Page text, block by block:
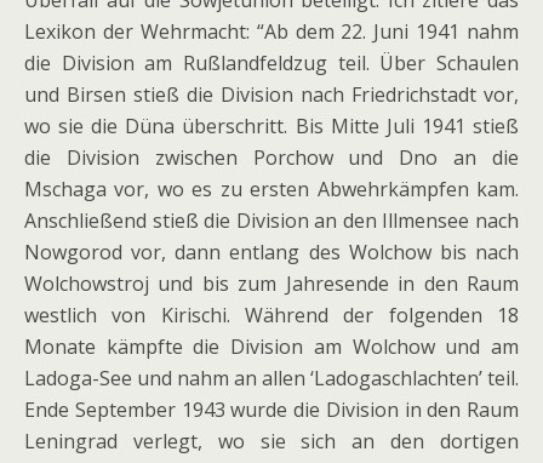
Lexikon der Wehrmacht: “Ab dem 22. Juni 1941 nahm
die Division am Rußlandfeldzug teil. Über Schaulen
und Birsen stieß die Division nach Friedrichstadt vor,
wo sie die Düna überschritt. Bis Mitte Juli 1941 stieß
die Division zwischen Porchow und Dno an die
Mschaga vor, wo es zu ersten Abwehrkämpfen kam.
Anschließend stieß die Division an den Illmensee nach
Nowgorod vor, dann entlang des Wolchow bis nach
Wolchowstroj und bis zum Jahresende in den Raum
westlich von Kirischi. Während der folgenden 18
Monate kämpfte die Division am Wolchow und am
Ladoga-See und nahm an allen ‘Ladogaschlachten’ teil.
Ende September 1943 wurde die Division in den Raum
Leningrad verlegt, wo sie sich an den dortigen